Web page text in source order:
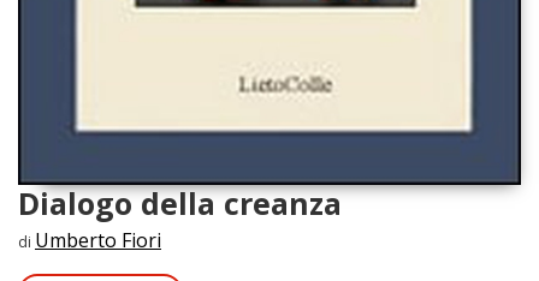
Dialogo della creanza
di Umberto Fiori